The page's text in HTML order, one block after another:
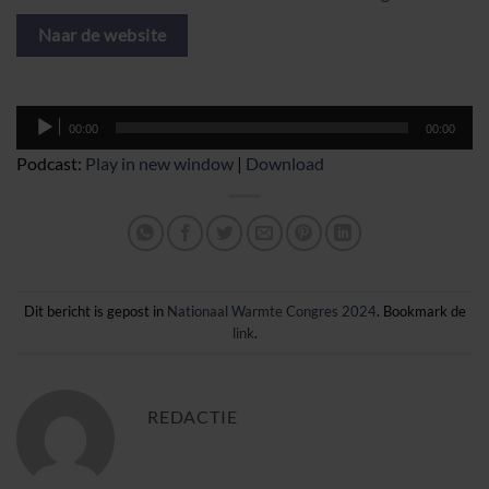
Naar de website
Audiospeler
00:00 00:00
Podcast: Play in new window | Download
Dit bericht is gepost in Nationaal Warmte Congres 2024. Bookmark de
link.
REDACTIE